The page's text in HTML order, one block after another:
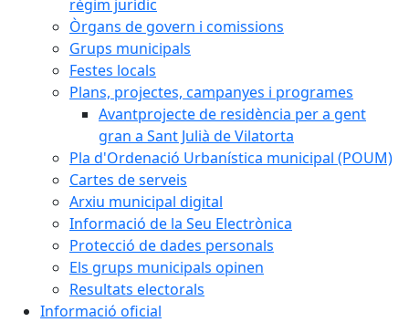
règim jurídic
Òrgans de govern i comissions
Grups municipals
Festes locals
Plans, projectes, campanyes i programes
Avantprojecte de residència per a gent
gran a Sant Julià de Vilatorta
Pla d'Ordenació Urbanística municipal (POUM)
Cartes de serveis
Arxiu municipal digital
Informació de la Seu Electrònica
Protecció de dades personals
Els grups municipals opinen
Resultats electorals
Informació oficial